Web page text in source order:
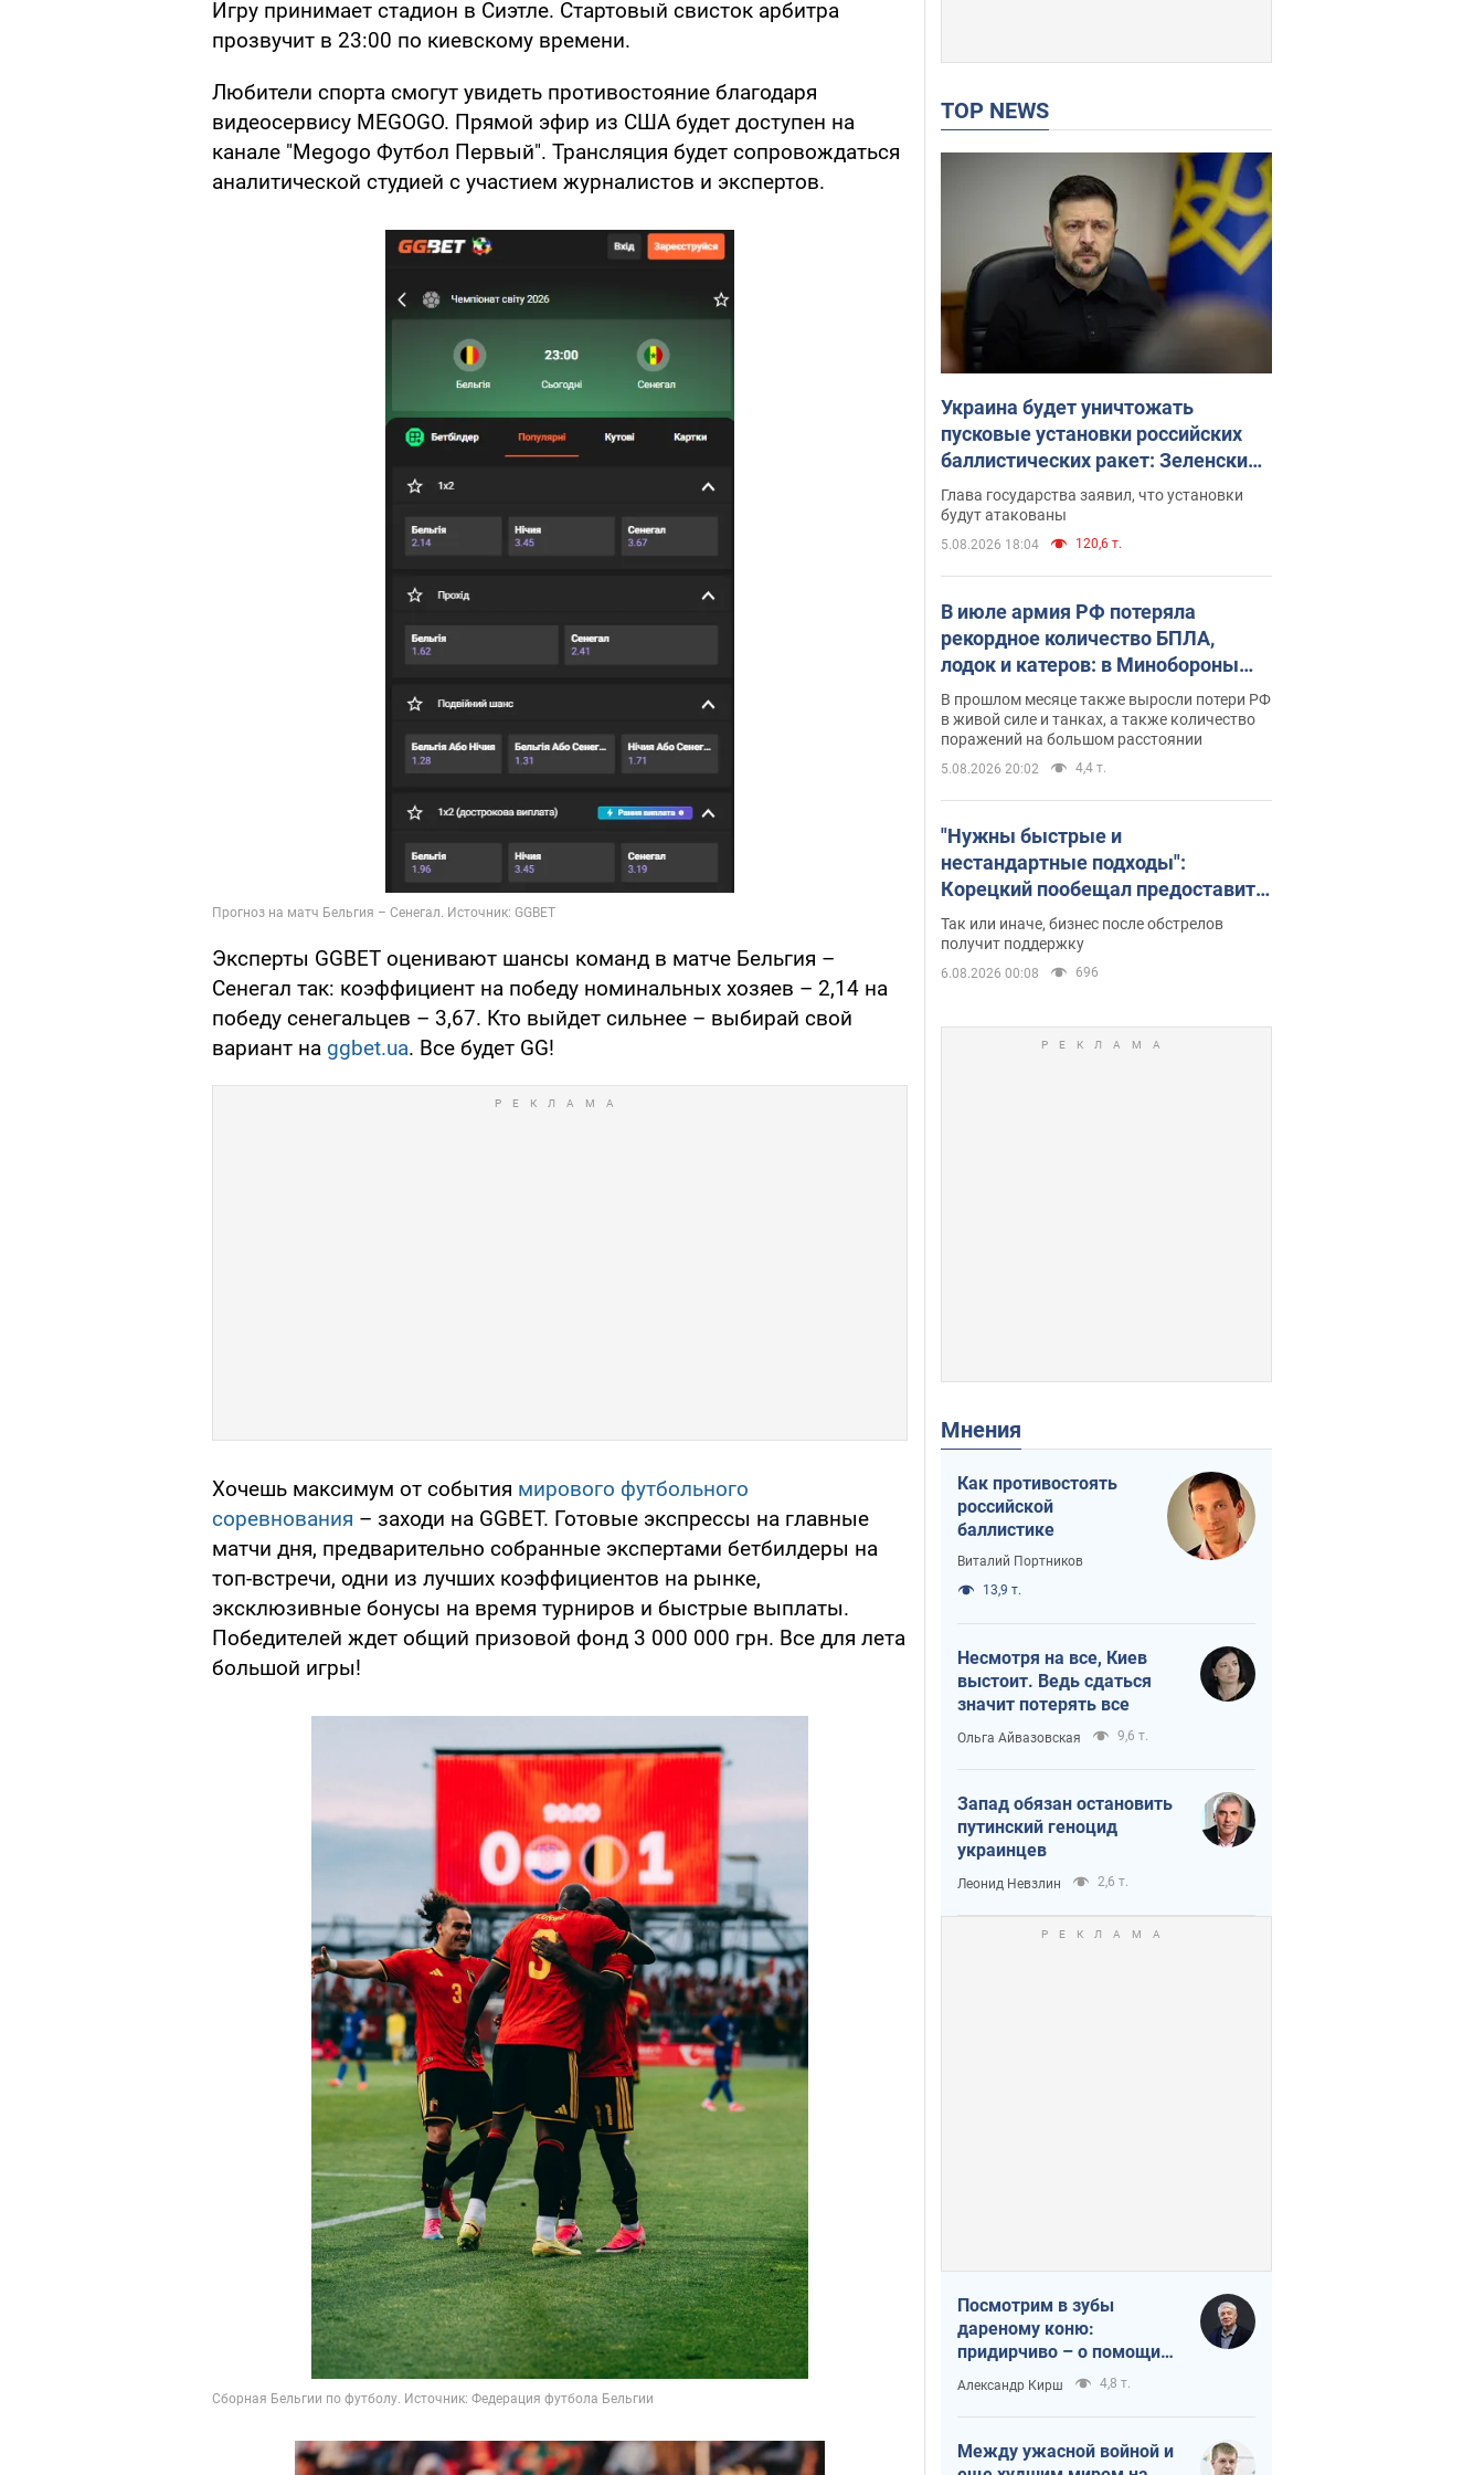
Игру принимает стадион в Сиэтле. Стартовый свисток арбитра
прозвучит в 23:00 по киевскому времени.
Любители спорта смогут увидеть противостояние благодаря
видеосервису MEGOGO. Прямой эфир из США будет доступен на
канале "Megogo Футбол Первый". Трансляция будет сопровождаться
аналитической студией с участием журналистов и экспертов.
Эксперты GGBET оценивают шансы команд в матче Бельгия –
Сенегал так: коэффициент на победу номинальных хозяев – 2,14 на
победу сенегальцев – 3,67. Кто выйдет сильнее – выбирай свой
вариант на ggbet.ua. Все будет GG!
Хочешь максимум от события мирового футбольного
соревнования – заходи на GGBET. Готовые экспрессы на главные
матчи дня, предварительно собранные экспертами бетбилдеры на
топ-встречи, одни из лучших коэффициентов на рынке,
эксклюзивные бонусы на время турниров и быстрые выплаты.
Победителей ждет общий призовой фонд 3 000 000 грн. Все для лета
большой игры!
TOP NEWS
Украина будет уничтожать
пусковые установки российских
баллистических ракет: Зеленский
провел заседание СНБО
Глава государства заявил, что установки
будут атакованы
5.08.2026 18:04 120,6 т.
В июле армия РФ потеряла
рекордное количество БПЛА,
лодок и катеров: в Минобороны
обнародовали статистику
В прошлом месяце также выросли потери РФ
в живой силе и танках, а также количество
поражений на большом расстоянии
5.08.2026 20:02 4,4 т.
"Нужны быстрые и
нестандартные подходы":
Корецкий пообещал предоставить
бизнесу приоритетный доступ к
имеющимся складским
помещениям
Так или иначе, бизнес после обстрелов
получит поддержку
6.08.2026 00:08 696
Мнения
Как противостоять
российской
баллистике
Виталий Портников
13,9 т.
Несмотря на все, Киев
выстоит. Ведь сдаться
значит потерять все
Ольга Айвазовская 9,6 т.
Запад обязан остановить
путинский геноцид
украинцев
Леонид Невзлин 2,6 т.
Посмотрим в зубы
дареному коню:
придирчиво – о помощи
Украине
Александр Кирш 4,8 т.
Между ужасной войной и